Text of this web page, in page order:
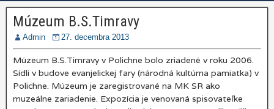
Múzeum B.S.Timravy
Admin 27. decembra 2013
Múzeum B.S.Timravy v Polichne bolo zriadené v roku 2006.
Sídli v budove evanjelickej fary (národná kultúrna pamiatka) v
Polichne. Múzeum je zaregistrované na MK SR ako
muzeálne zariadenie. Expozícia je venovaná spisovateľke